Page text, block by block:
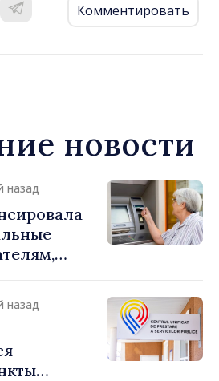
Комментировать
новости
назад
назад